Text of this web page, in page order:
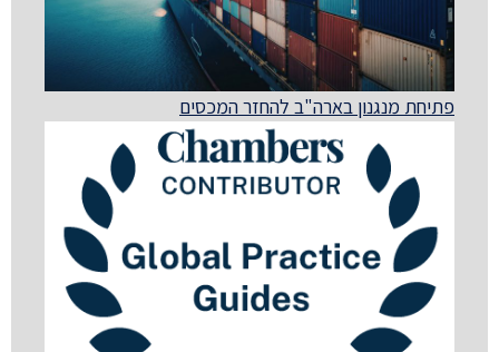
פתיחת מנגנון בארה"ב להחזר המכסים